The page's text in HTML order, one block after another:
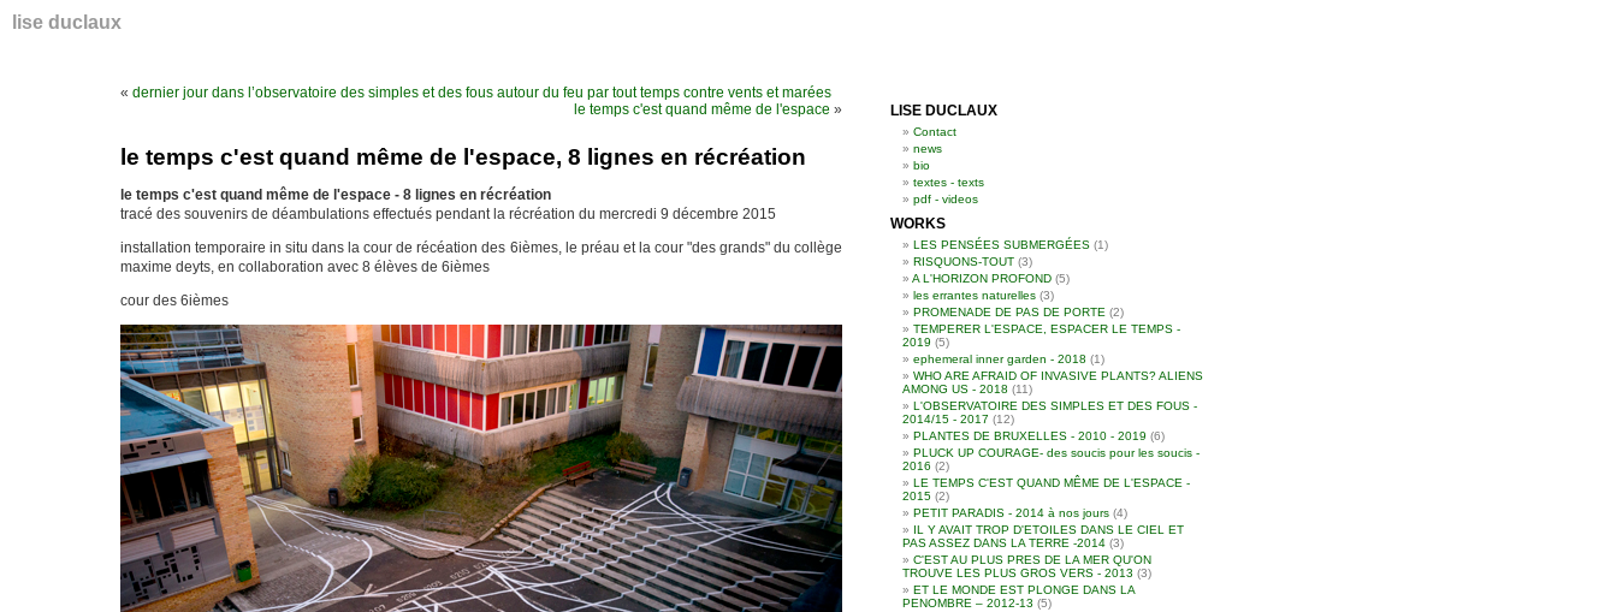
lise duclaux
« dernier jour dans l’observatoire des simples et des fous autour du feu par tout temps contre vents et marées
le temps c'est quand même de l'espace »
le temps c'est quand même de l'espace, 8 lignes en récréation
le temps c'est quand même de l'espace - 8 lignes en récréation
tracé des souvenirs de déambulations effectués pendant la récréation du mercredi 9 décembre 2015
installation temporaire in situ dans la cour de récéation des 6ièmes, le préau et la cour "des grands" du collège
maxime deyts, en collaboration avec 8 élèves de 6ièmes
cour des 6ièmes
LISE DUCLAUX
Contact
news
bio
textes - texts
pdf - videos
WORKS
LES PENSÉES SUBMERGÉES (1)
RISQUONS-TOUT (3)
A L'HORIZON PROFOND (5)
les errantes naturelles (3)
PROMENADE DE PAS DE PORTE (2)
TEMPERER L'ESPACE, ESPACER LE TEMPS -
2019 (5)
ephemeral inner garden - 2018 (1)
WHO ARE AFRAID OF INVASIVE PLANTS? ALIENS
AMONG US - 2018 (11)
L'OBSERVATOIRE DES SIMPLES ET DES FOUS -
2014/15 - 2017 (12)
PLANTES DE BRUXELLES - 2010 - 2019 (6)
PLUCK UP COURAGE- des soucis pour les soucis -
2016 (2)
LE TEMPS C'EST QUAND MÊME DE L'ESPACE -
2015 (2)
PETIT PARADIS - 2014 à nos jours (4)
IL Y AVAIT TROP D'ETOILES DANS LE CIEL ET
PAS ASSEZ DANS LA TERRE -2014 (3)
C'EST AU PLUS PRES DE LA MER QU'ON
TROUVE LES PLUS GROS VERS - 2013 (3)
ET LE MONDE EST PLONGE DANS LA
PENOMBRE – 2012-13 (5)